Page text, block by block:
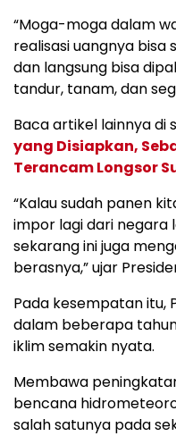
“Moga-moga dalam
realisasi uangnya
dan langsung bisa
tandur, tanam, dan
Baca artikel lainnya di
yang Disiapkan,
Terancam Longsor
“Kalau sudah panen
impor lagi dari negara
sekarang ini juga
berasnya,” ujar
Pada kesempatan itu,
dalam beberapa
iklim semakin nyata.
Membawa
bencana
salah satunya pada